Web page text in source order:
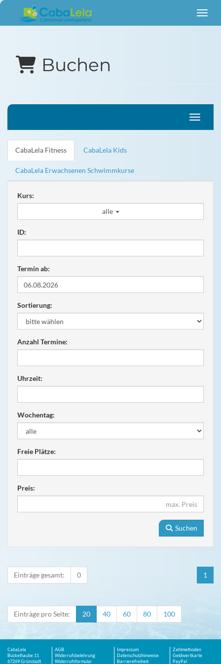
Menü
Buchen
CabaLela Fitness CabaLela Kids
CabaLela Erwachsenen Schwimmkurse
Kurs:
alle
ID:
Termin ab:
Sortierung:
Anzahl Termine:
Uhrzeit:
Wochentag:
Freie Plätze:
Preis:
Suchen
1
Einträge gesamt: 0
Einträge pro Seite: 20 40 60 80 100
CabaLela
Bückelhaube 11
67269 Grünstadt
AGB
Widerrufsbelehrung
Widerrufsformular
Impressum
Datenschutzhinweise
Barrierefreiheit
Zahlmethoden
Geldwertkarte
PayPal